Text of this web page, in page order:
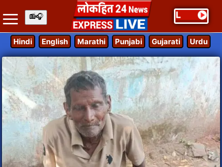
Hindi English Marathi Punjabi Gujarati Urdu